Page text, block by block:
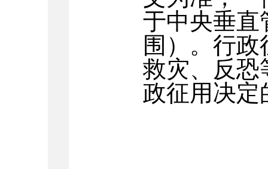
于中央垂直
围）。行
救灾、反恐
政征用决定